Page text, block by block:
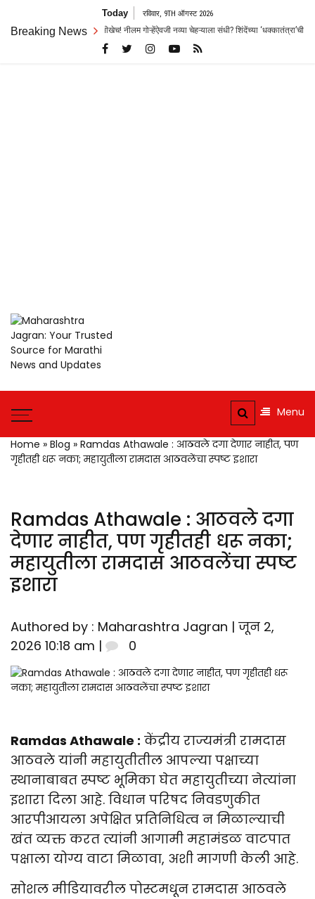
content
Today रविवार, 9TH ऑगस्ट 2026
Breaking News
जोरदार रस्सीखेच! नीलम गोऱ्हेंऐवजी नव्या चेहऱ्याला संधी? शिंदेंच्या ‘धक्कातंत्रा’ची चर्चा
Marathi
News and
Trusted
Companion for the
Latest News
Menu
Home » Blog » Ramdas Athawale : आठवले दगा देणार नाहीत, पण
गृहीतही धरू नका; महायुतीला रामदास आठवलेंचा स्पष्ट इशारा
Ramdas Athawale : आठवले दगा
देणार नाहीत, पण गृहीतही धरू नका;
महायुतीला रामदास आठवलेंचा स्पष्ट
इशारा
Authored by : Maharashtra Jagran | जून 2,
2026 10:18 am |
0
Ramdas Athawale : केंद्रीय राज्यमंत्री रामदास
आठवले यांनी महायुतीतील आपल्या पक्षाच्या
स्थानाबाबत स्पष्ट भूमिका घेत महायुतीच्या नेत्यांना
इशारा दिला आहे. विधान परिषद निवडणुकीत
आरपीआयला अपेक्षित प्रतिनिधित्व न मिळाल्याची
खंत व्यक्त करत त्यांनी आगामी महामंडळ वाटपात
पक्षाला योग्य वाटा मिळावा, अशी मागणी केली आहे.
सोशल मीडियावरील पोस्टमधून रामदास आठवले